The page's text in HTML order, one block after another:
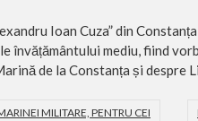
Ioan Cuza” din
învățământului mediu, fiind
de la Constanța și despre
MILITARE, PENTRU CEI